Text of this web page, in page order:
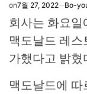
on7월 27, 2022 Bo-
회사는 화요일
맥도날드 레
가했다고 밝혔
맥도날드에